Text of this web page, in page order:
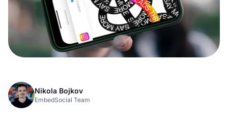
Nikola Bojkov
EmbedSocial Team